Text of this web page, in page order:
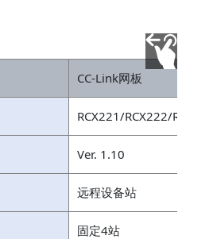
CC-Link网板
RCX221/RCX222/
Ver. 1.10
远程设备站
固定4站